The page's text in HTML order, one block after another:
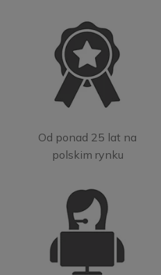
Od ponad 25 lat na
polskim rynku